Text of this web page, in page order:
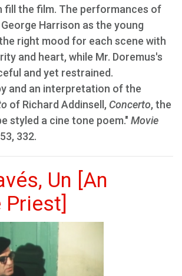
fill the film. The performances of
George Harrison as the young
right mood for each scene with
and heart, while Mr. Doremus's
and yet restrained.
and an interpretation of the
of Richard Addinsell, Concerto, the
styled a cine tone poem." Movie
332.
Un [An